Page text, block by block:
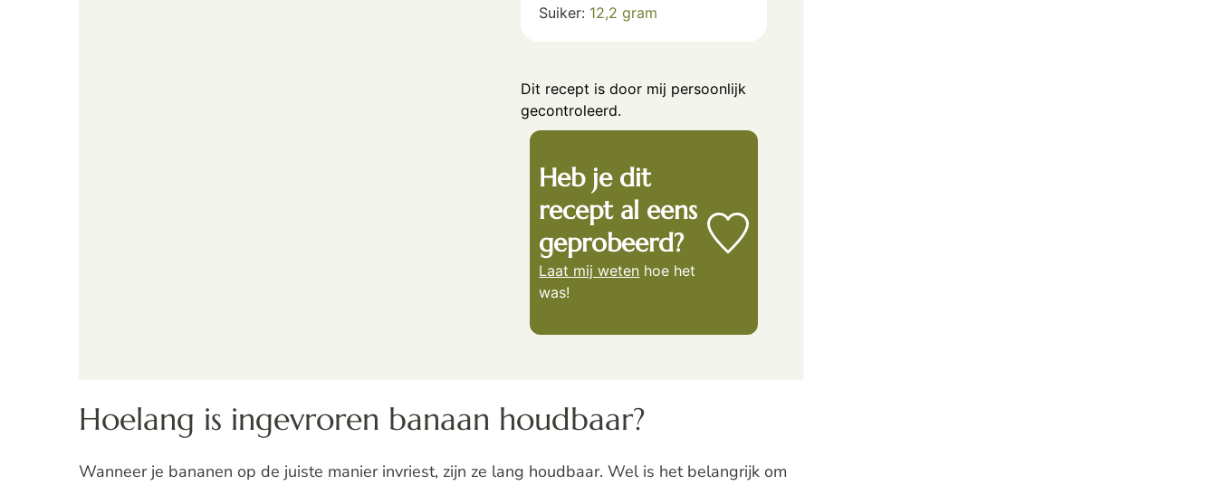
Suiker: 12,2 gram
Dit recept is door mij persoonlijk
gecontroleerd.
Heb je dit
recept al eens
geprobeerd?
Laat mij weten hoe het
was!
Hoelang is ingevroren banaan houdbaar?
Wanneer je bananen op de juiste manier invriest, zijn ze lang houdbaar. Wel is het belangrijk om